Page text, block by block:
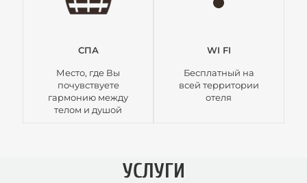
СПА
Место, где Вы
почувствуете
гармонию между
телом и душой
WI FI
Бесплатный на
всей территории
отеля
УСЛУГИ